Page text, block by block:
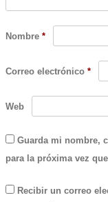
Nombre *
Correo electrónico *
Web
Guarda mi nombre,
para la próxima vez
Recibir un correo